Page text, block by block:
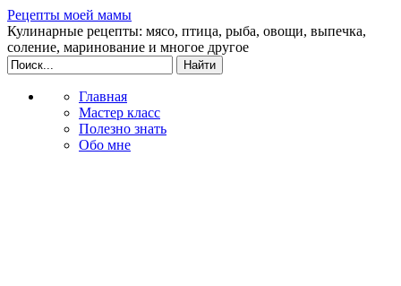
Рецепты моей мамы
Кулинарные рецепты: мясо, птица, рыба, овощи, выпечка,
соление, маринование и многое другое
Главная
Мастер класс
Полезно знать
Обо мне